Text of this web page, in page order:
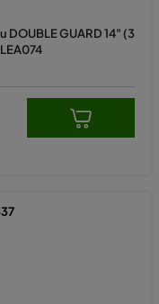
GUARD 14" (3